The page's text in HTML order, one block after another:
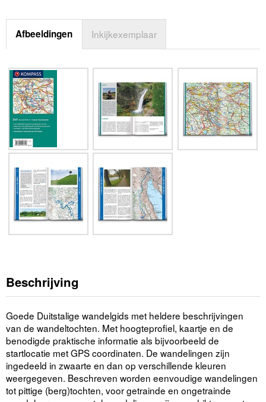
Afbeeldingen Inkijkexemplaar
Beschrijving
Goede Duitstalige wandelgids met heldere beschrijvingen
van de wandeltochten. Met hoogteprofiel, kaartje en de
benodigde praktische informatie als bijvoorbeeld de
startlocatie met GPS coordinaten. De wandelingen zijn
ingedeeld in zwaarte en dan op verschillende kleuren
weergegeven. Beschreven worden eenvoudige wandelingen
tot pittige (berg)tochten, voor getrainde en ongetrainde